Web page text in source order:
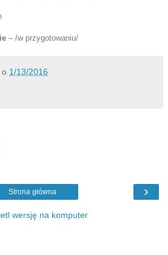
– /w przygotowaniu/
o 1/13/2016
›
Strona główna
wersję na komputer